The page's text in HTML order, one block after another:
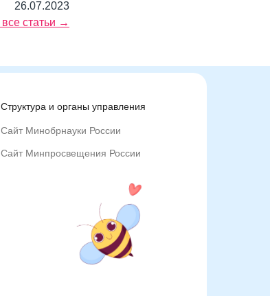
26.07.2023
все статьи →
Структура и органы управления
Сайт Минобрнауки России
Сайт Минпросвещения России